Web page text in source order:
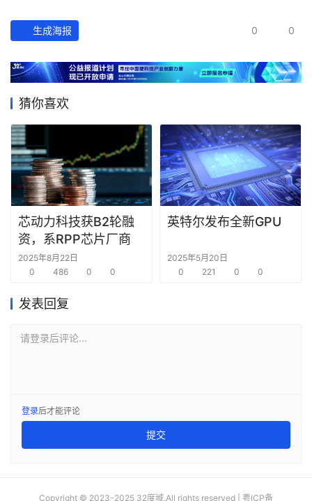
创
投
之
商
机
链
合
圈
生成海报 0 0
猜你喜欢
芯动力科技获B2轮融
资，系RPP芯片厂商
2025年8月22日
0
486 0 0
英特尔发布全新GPU
2025年5月20日
0
221 0 0
发表回复
请登录后评论...
登录后才能评论
提交
Copyright © 2023-2025 32度域.All rights reserved | 粤ICP备